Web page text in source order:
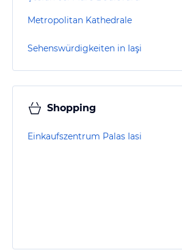
Metropolitan Kathedrale
Sehenswürdigkeiten in Iaşi
Shopping
Einkaufszentrum Palas Iasi